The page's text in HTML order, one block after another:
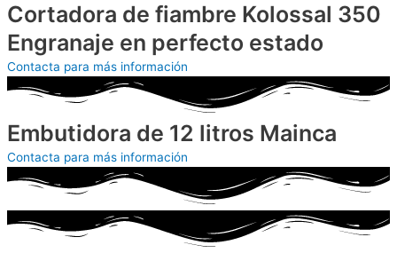
Cortadora de fiambre Kolossal 350
Engranaje en perfecto estado
Contacta para más información
Embutidora de 12 litros Mainca
Contacta para más información